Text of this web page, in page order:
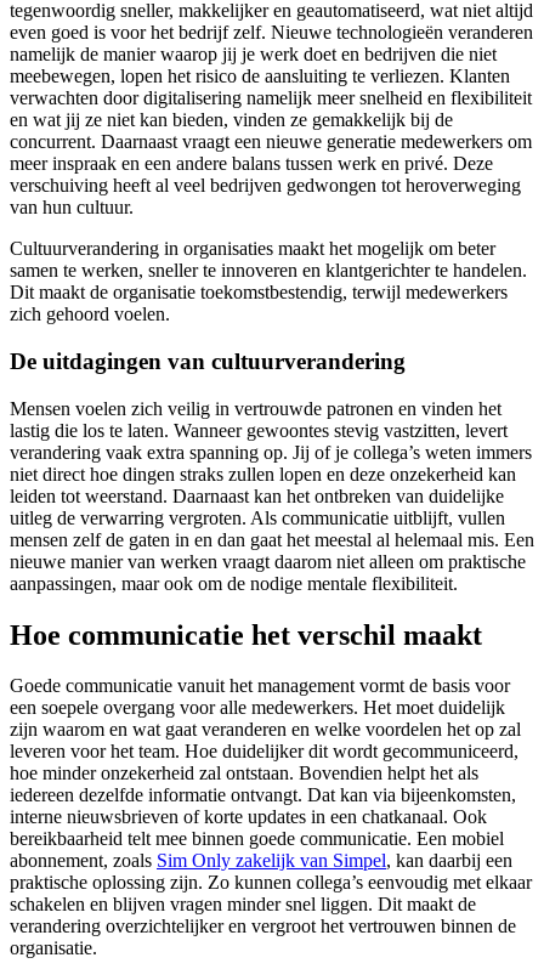
tegenwoordig sneller, makkelijker en geautomatiseerd, wat niet altijd
even goed is voor het bedrijf zelf. Nieuwe technologieën veranderen
namelijk de manier waarop jij je werk doet en bedrijven die niet
meebewegen, lopen het risico de aansluiting te verliezen. Klanten
verwachten door digitalisering namelijk meer snelheid en flexibiliteit
en wat jij ze niet kan bieden, vinden ze gemakkelijk bij de
concurrent. Daarnaast vraagt een nieuwe generatie medewerkers om
meer inspraak en een andere balans tussen werk en privé. Deze
verschuiving heeft al veel bedrijven gedwongen tot heroverweging
van hun cultuur.
Cultuurverandering in organisaties maakt het mogelijk om beter
samen te werken, sneller te innoveren en klantgerichter te handelen.
Dit maakt de organisatie toekomstbestendig, terwijl medewerkers
zich gehoord voelen.
De uitdagingen van cultuurverandering
Mensen voelen zich veilig in vertrouwde patronen en vinden het
lastig die los te laten. Wanneer gewoontes stevig vastzitten, levert
verandering vaak extra spanning op. Jij of je collega’s weten immers
niet direct hoe dingen straks zullen lopen en deze onzekerheid kan
leiden tot weerstand. Daarnaast kan het ontbreken van duidelijke
uitleg de verwarring vergroten. Als communicatie uitblijft, vullen
mensen zelf de gaten in en dan gaat het meestal al helemaal mis. Een
nieuwe manier van werken vraagt daarom niet alleen om praktische
aanpassingen, maar ook om de nodige mentale flexibiliteit.
Hoe communicatie het verschil maakt
Goede communicatie vanuit het management vormt de basis voor
een soepele overgang voor alle medewerkers. Het moet duidelijk
zijn waarom en wat gaat veranderen en welke voordelen het op zal
leveren voor het team. Hoe duidelijker dit wordt gecommuniceerd,
hoe minder onzekerheid zal ontstaan. Bovendien helpt het als
iedereen dezelfde informatie ontvangt. Dat kan via bijeenkomsten,
interne nieuwsbrieven of korte updates in een chatkanaal. Ook
bereikbaarheid telt mee binnen goede communicatie. Een mobiel
abonnement, zoals Sim Only zakelijk van Simpel, kan daarbij een
praktische oplossing zijn. Zo kunnen collega’s eenvoudig met elkaar
schakelen en blijven vragen minder snel liggen. Dit maakt de
verandering overzichtelijker en vergroot het vertrouwen binnen de
organisatie.